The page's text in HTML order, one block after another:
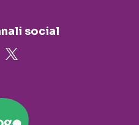
social